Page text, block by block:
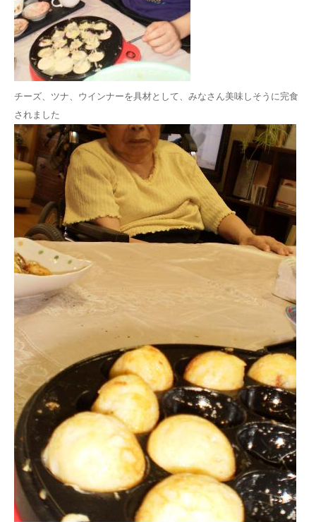
チーズ、ツナ、ウインナーを具材として、みなさん美味しそうに完食
されました